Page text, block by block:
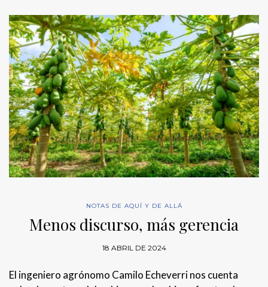
NOTAS DE AQUÍ Y DE ALLÁ
Menos discurso, más gerencia
18 ABRIL DE 2024
El ingeniero agrónomo Camilo Echeverri nos cuenta